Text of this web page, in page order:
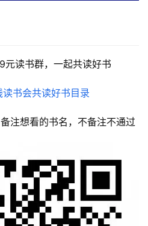
元读书群，一起共读好书
读书会共读好书目录
注想看的书名，不备注不通过